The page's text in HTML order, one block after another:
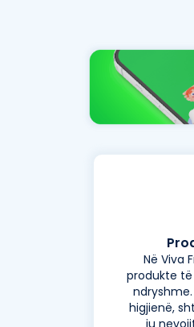
Në Viva
produkte
higjienë,
ju